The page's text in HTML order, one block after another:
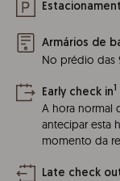
Armários de
No prédio das
Early check in1
A hora normal
antecipar esta
momento da
Late check